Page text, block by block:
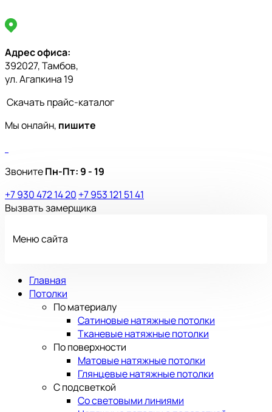
Адрес офиса:
392027, Тамбов,
ул. Агапкина 19
Скачать прайс-каталог
Мы онлайн, пишите
ЗвонитеПн-Пт:9 - 19
+7 930 472 14 20 +7 953 121 51 41
Вызвать замерщика
Меню сайта
Главная
Потолки
По материалу
Сатиновые натяжные потолки
Тканевые натяжные потолки
По поверхности
Матовые натяжные потолки
Глянцевые натяжные потолки
С подсветкой
Со световыми линиями